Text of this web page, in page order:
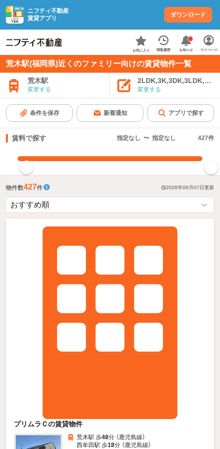
ニフティ不動産
賃貸アプリ
ダウンロード
お気に入り 閲覧履歴 お知らせ マイページ
荒木駅(福岡県)近くのファミリー向けの賃貸物件一覧
荒木駅
変更する 変更する
条件を保存 新着通知 アプリで探す
賃料で探す 指定なし 〜 指定なし 427件
物件数427件 2026年08月07日更新
プリムラＣの賃貸物件
荒木駅 歩48分 （鹿児島線）
西牟田駅 歩18分 （鹿児島線）